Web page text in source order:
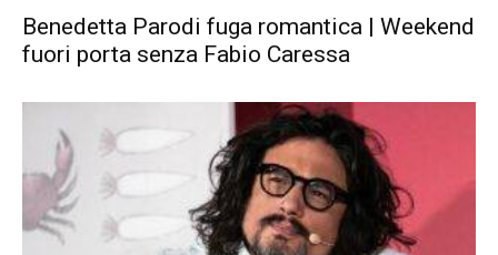
Benedetta Parodi fuga romantica | Weekend
fuori porta senza Fabio Caressa